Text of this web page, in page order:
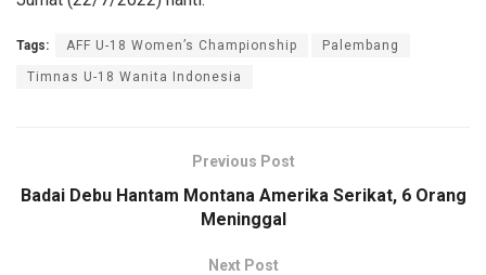
Tags: AFF U-18 Women’s Championship Palembang
Timnas U-18 Wanita Indonesia
Previous Post
Badai Debu Hantam Montana Amerika Serikat, 6 Orang
Meninggal
Next Post